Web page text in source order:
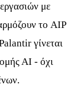
με
το AIP
γίνεται
ΑΙ - όχι